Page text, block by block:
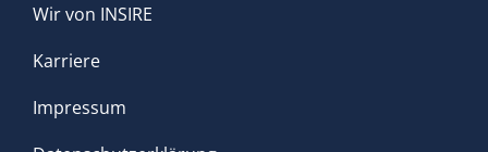
Wir von INSIRE
Karriere
Impressum